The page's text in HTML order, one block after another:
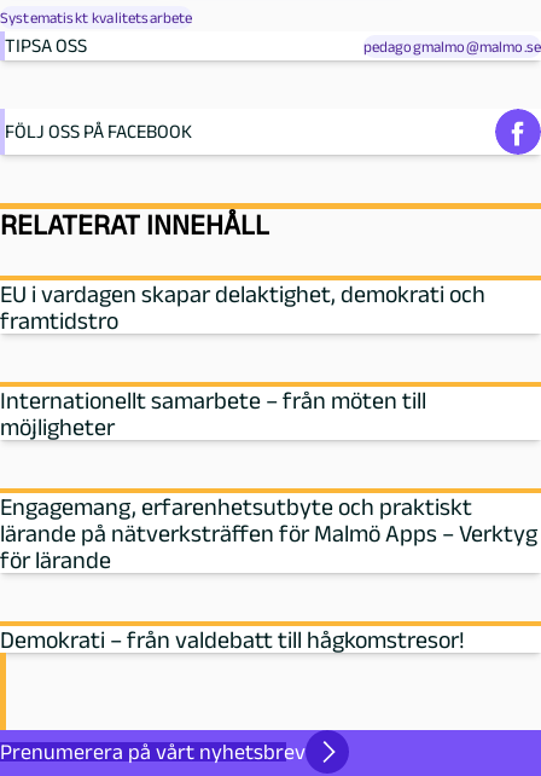
Systematiskt kvalitetsarbete
TIPSA OSS pedagogmalmo@malmo.se
FÖLJ OSS PÅ FACEBOOK
RELATERAT INNEHÅLL
EU i vardagen skapar delaktighet, demokrati och
framtidstro
Internationellt samarbete – från möten till
möjligheter
Engagemang, erfarenhetsutbyte och praktiskt
lärande på nätverksträffen för Malmö Apps – Verktyg
för lärande
Demokrati – från valdebatt till hågkomstresor!
Prenumerera på vårt nyhetsbrev